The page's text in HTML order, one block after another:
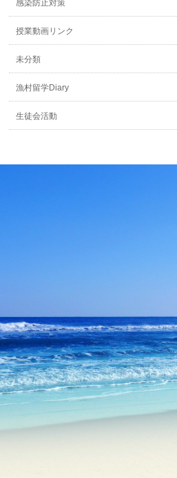
感染防止対策
授業動画リンク
未分類
漁村留学Diary
生徒会活動